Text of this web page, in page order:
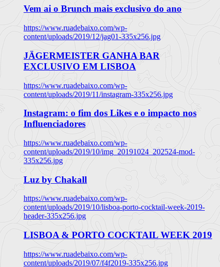
Vem ai o Brunch mais exclusivo do ano
https://www.ruadebaixo.com/wp-
content/uploads/2019/12/jag01-335x256.jpg
JÄGERMEISTER GANHA BAR
EXCLUSIVO EM LISBOA
https://www.ruadebaixo.com/wp-
content/uploads/2019/11/instagram-335x256.jpg
Instagram: o fim dos Likes e o impacto nos
Influenciadores
https://www.ruadebaixo.com/wp-
content/uploads/2019/10/img_20191024_202524-mod-
335x256.jpg
Luz by Chakall
https://www.ruadebaixo.com/wp-
content/uploads/2019/10/lisboa-porto-cocktail-week-2019-
header-335x256.jpg
LISBOA & PORTO COCKTAIL WEEK 2019
https://www.ruadebaixo.com/wp-
content/uploads/2019/07/f4f2019-335x256.jpg